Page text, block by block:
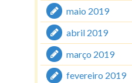
maio 2019
abril 2019
março 2019
fevereiro 2019